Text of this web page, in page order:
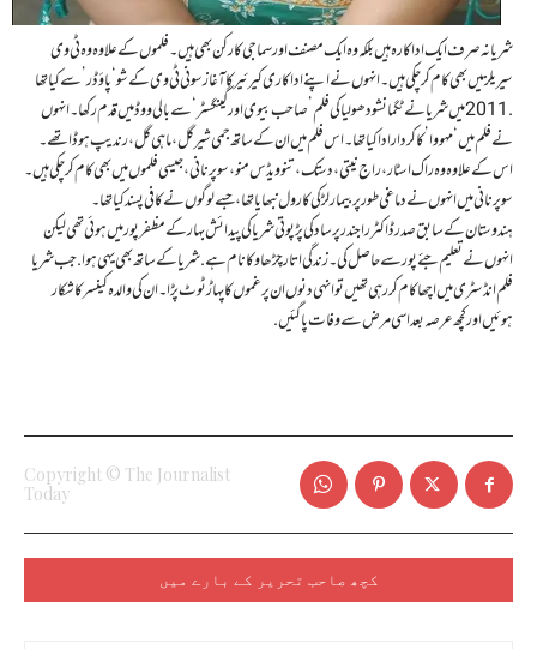
شریا نہ صرف ایک اداکارہ ہیں بلکہ وہ ایک مصنف اور سماجی کارکن بھی ہیں۔ فلموں کے علاوہ وہ ٹی وی
سیریلز میں بھی کام کر چکی ہیں۔ انہوں نے اپنے اداکاری کیرئیر کا آغاز سونی ٹی وی کے شو ‘پاؤڈر’ سے کیا تھا
.2011 میں شریا نے ٹگمانشو دھولیا کی فلم ’صاحب بیوی اور گینگسٹر‘ سے بالی ووڈ میں قدم رکھا۔ انہوں
نے فلم میں ‘مہووا’ کا کردار ادا کیا تھا۔ اس فلم میں ان کے ساتھ جمی شیرگل، ماہی گل، رندیپ ہوڈا تھے۔
اس کے علاوہ وہ راک اسٹار، راج نیتی، دستک، تنو ویڈس منو، سوپر نانی، جیسی فلموں میں بھی کام کرچکی ہیں۔
سوپر نانی میں انہوں نے دماغی طور پر بیمار لڑکی کا رول نبھایا تھا، جسے لوگوں نے کافی پسند کیا تھا۔
ہندوستان کے سابق صدر ڈاکٹر راجندر پرساد کی پڑپوتی شریا کی پیدائش بہار کے مظفرپور میں ہوئی تھی لیکن
انہوں نے تعلیم جئے پور سےحاصل کی ۔زندگی اتار چڑھاو کا نام ہے. شریا کے ساتھ بھی یہی ہوا . جب شریا
فلم انڈسٹری میں اچھا کام کررہی تھیں تو انہی دنوں ان پرغموں کا پہاڑ ٹوٹ پڑا ۔ ان کی والدہ کینسر کا شکار
ہوئیں اور کچھ عرصہ بعد اسی مرض سے وفات پا گئیں .
Copyright © The Journalist
Today
کچھ صاحب تحریر کے بارے میں